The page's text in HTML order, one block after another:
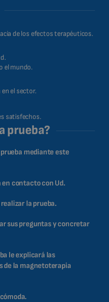
de los efectos terapéuticos.
el mundo.
el sector.
satisfechos.
prueba?
mediante este
en contacto con Ud.
la prueba.
sus preguntas y concretar
le explicará las
la magnetoterapia